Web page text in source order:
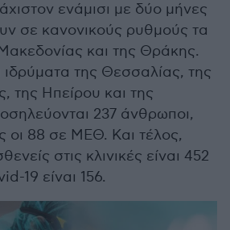
ενάμισι με δύο μήνες
σε κανονικούς ρυθμούς τα
και της Θράκης.
ιδρύματα της Θεσσαλίας, της
της Ηπείρου και της
237 άνθρωποι,
οι 88 σε ΜΕΘ. Και τέλος,
στις κλινικές είναι 452
19 είναι 156.